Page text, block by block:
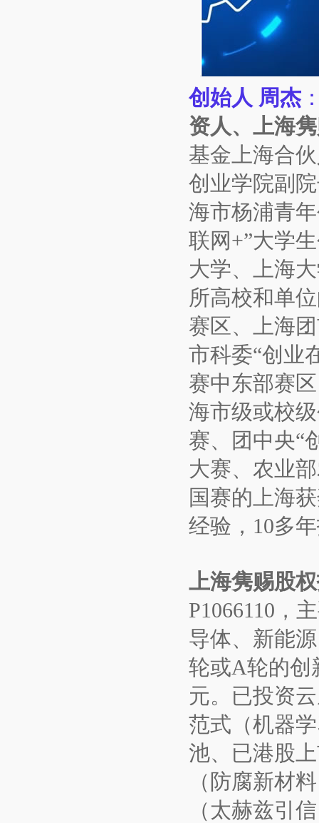
创始人 周杰
资人、上海
基金上海合
创业学院副
海市杨浦青
联网+”大学
大学、上海
所高校和单
赛区、上海
市科委“创业
赛中东部赛
海市级或校
赛、团中央“
大赛、农业
国赛的上海
经验，10多
上海隽赐股
P1066110，
导体、新能
轮或A轮的创
元。已投资
范式（机器
池、已港股
（防腐新材
（太赫兹引